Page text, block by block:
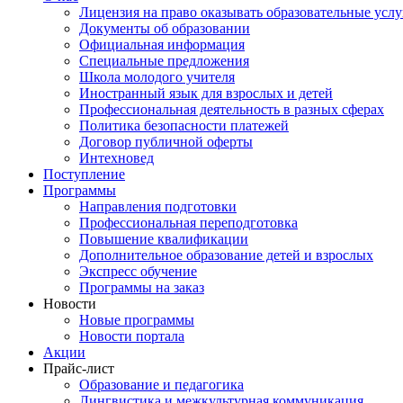
Лицензия на право оказывать образовательные
Документы об образовании
Официальная информация
Специальные предложения
Школа молодого учителя
Иностранный язык для взрослых и детей
Профессиональная деятельность в разных сферах
Политика безопасности платежей
Договор публичной оферты
Интехновед
Поступление
Программы
Направления подготовки
Профессиональная переподготовка
Повышение квалификации
Дополнительное образование детей и взрослых
Экспресс обучение
Программы на заказ
Новости
Новые программы
Новости портала
Акции
Прайс-лист
Образование и педагогика